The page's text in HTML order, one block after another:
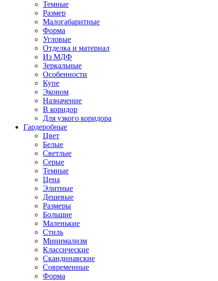
Темные
Размер
Малогабаритные
Форма
Угловые
Отделка и материал
Из МДФ
Зеркальные
Особенности
Купе
Эконом
Назначение
В коридор
Для узкого коридора
Гардеробные
Цвет
Белые
Светлые
Серые
Темные
Цена
Элитные
Дешевые
Размеры
Большие
Маленькие
Стиль
Минимализм
Классические
Скандинавские
Современные
Форма